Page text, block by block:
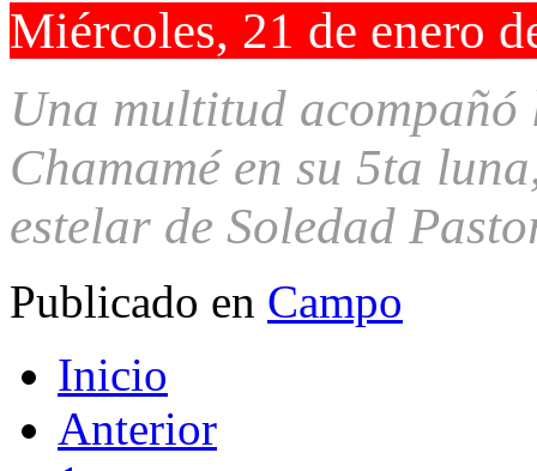
Miércoles, 21 de enero
Una multitud
Chamamé en su 5ta
estelar de Soledad
Publicado en Campo
Inicio
Anterior